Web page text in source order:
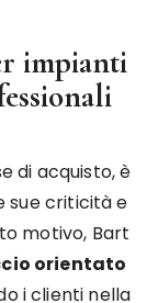
impianti
di acquisto, è
sue criticità e
motivo, Bart
orientato
i clienti nella